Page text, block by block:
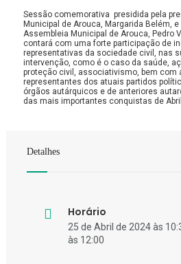
Sessão comemorativa presidida pela
Municipal de Arouca, Margarida Belém,
Assembleia Municipal de Arouca, Pedro
contará com uma forte participação de
representativas da sociedade civil, nas
intervenção, como é o caso da saúde,
proteção civil, associativismo, bem com
representantes dos atuais partidos
órgãos autárquicos e de anteriores
das mais importantes conquistas de
Detalhes
Horário
25 de Abril de 2024 às
às 12:00